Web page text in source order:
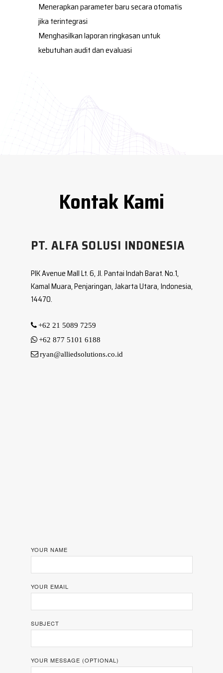
Menerapkan parameter baru secara otomatis
jika terintegrasi
Menghasilkan laporan ringkasan untuk
kebutuhan audit dan evaluasi
PT. ALFA SOLUSI INDONESIA
PIK Avenue Mall Lt. 6, Jl. Pantai Indah Barat. No.1,
Kamal Muara, Penjaringan, Jakarta Utara, Indonesia,
14470.
+62 21 5089 7259
+62 877 5101 6188
ryan@alliedsolutions.co.id
YOUR NAME
YOUR EMAIL
SUBJECT
YOUR MESSAGE (OPTIONAL)